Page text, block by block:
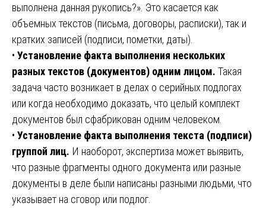
выполнена данная рукопись?». Это касается как
объемных текстов (письма, договоры, расписки), так и
кратких записей (подписи, пометки, даты).
• Установление факта выполнения нескольких
разных текстов (документов) одним лицом. Такая
задача часто возникает в делах о серийных подлогах
или когда необходимо доказать, что целый комплект
документов был сфабрикован одним человеком.
• Установление факта выполнения текста (подписи)
группой лиц. И наоборот, экспертиза может выявить,
что разные фрагменты одного документа или разные
документы в деле были написаны разными людьми, что
указывает на сговор или подлог.